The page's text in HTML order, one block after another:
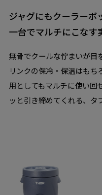
ジャグにもクーラーボ
一台でマルチにこなす
無骨でクールな佇まいが目
リンクの保冷・保温はも
用としてもマルチに使い回
ッと引き締めてくれる、タ